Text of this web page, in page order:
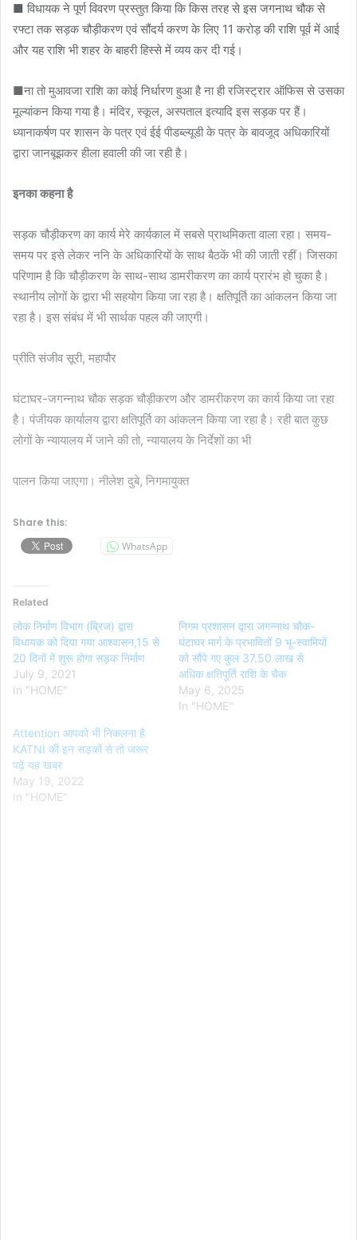
■ विधायक ने पूर्ण विवरण प्रस्तुत किया कि किस तरह से इस जगनाथ चौक से
रफ्टा तक सड़क चौड़ीकरण एवं सौंदर्य करण के लिए 11 करोड़ की राशि पूर्व में आई
और यह राशि भी शहर के बाहरी हिस्से में व्यय कर दी गई।
■ना तो मुआवजा राशि का कोई निर्धारण हुआ है ना ही रजिस्ट्रार ऑफिस से उसका
मूल्यांकन किया गया है। मंदिर, स्कूल, अस्पताल इत्यादि इस सड़क पर हैं।
ध्यानाकर्षण पर शासन के पत्र एवं ईई पीडब्ल्यूडी के पत्र के बावजूद अधिकारियों
द्वारा जानबूझकर हीला हवाली की जा रही है।
इनका कहना है
सड़क चौड़ीकरण का कार्य मेरे कार्यकाल में सबसे प्राथमिकता वाला रहा। समय-
समय पर इसे लेकर ननि के अधिकारियों के साथ बैठकें भी की जाती रहीं। जिसका
परिणाम है कि चौड़ीकरण के साथ-साथ डामरीकरण का कार्य प्रारंभ हो चुका है।
स्थानीय लोगों के द्वारा भी सहयोग किया जा रहा है। क्षतिपूर्ति का आंकलन किया जा
रहा है। इस संबंध में भी सार्थक पहल की जाएगी।
प्रीति संजीव सूरी, महापौर
घंटाघर-जगन्नाथ चौक सड़क चौड़ीकरण और डामरीकरण का कार्य किया जा रहा
है। पंजीयक कार्यालय द्वारा क्षतिपूर्ति का आंकलन किया जा रहा है। रही बात कुछ
लोगों के न्यायालय में जाने की तो, न्यायालय के निर्देशों का भी
पालन किया जाएगा। नीलेश दुबे, निगमायुक्त
Share this:
WhatsApp
Related
लोक निर्माण विभाग (ब्रिज) द्वारा
विधायक को दिया गया आश्वासन,15 से
20 दिनों में शुरू होगा सड़क निर्माण
July 9, 2021
In "HOME"
निगम प्रशासन द्वारा जगन्नाथ चौक-
घंटाघर मार्ग के प्रभावितों 9 भू-स्वामियों
को सौंपे गए कुल 37.50 लाख से
अधिक क्षतिपूर्ति राशि के चैक
May 6, 2025
In "HOME"
Attention आपको भी निकलना है
KATNI की इन सड़कों से तो जरूर
पढ़ें यह खबर
May 19, 2022
In "HOME"